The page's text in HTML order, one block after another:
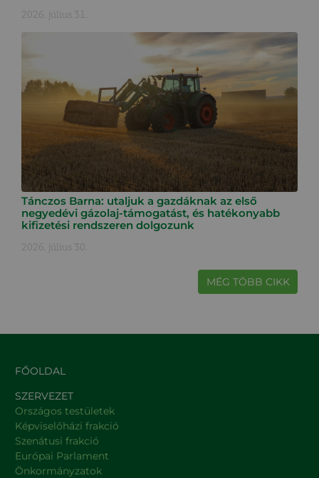
2026. július 31.
Tánczos Barna: utaljuk a gazdáknak az első
negyedévi gázolaj-támogatást, és hatékonyabb
kifizetési rendszeren dolgozunk
2026. július 30.
MÉG TÖBB CIKK
FŐOLDAL
SZERVEZET
Országos testületek
Képviselőházi frakció
Szenátusi frakció
Európai Parlament
Önkormányzatok